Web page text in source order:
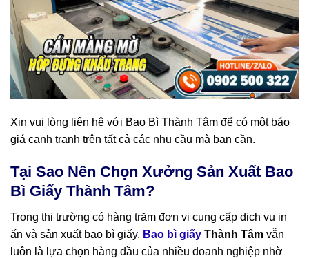
Xin vui lòng liên hệ với Bao Bì Thành Tâm để có một báo
giá cạnh tranh trên tất cả các nhu cầu mà bạn cần.
Tại Sao Nên Chọn Xưởng Sản Xuất Bao
Bì Giấy Thành Tâm?
Trong thị trường có hàng trăm đơn vị cung cấp dịch vụ in
ấn và sản xuất bao bì giấy. Bao bì giấy Thành Tâm vẫn
luôn là lựa chọn hàng đầu của nhiều doanh nghiệp nhờ